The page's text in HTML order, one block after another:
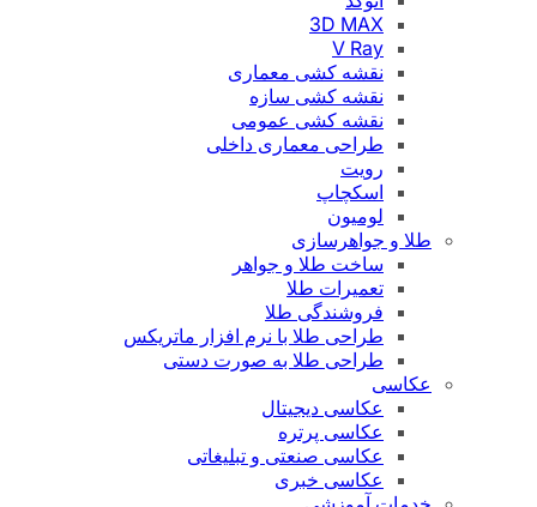
3D MAX
V Ray
نقشه کشی معماری
نقشه کشی سازه
نقشه کشی عمومی
طراحی معماری داخلی
رویت
اسکچاپ
لومیون
طلا و جواهرسازی
ساخت طلا و جواهر
تعمیرات طلا
فروشندگی طلا
طراحی طلا با نرم افزار ماتریکس
طراحی طلا به صورت دستی
عکاسی
عکاسی دیجیتال
عکاسی پرتره
عکاسی صنعتی و تبلیغاتی
عکاسی خبری